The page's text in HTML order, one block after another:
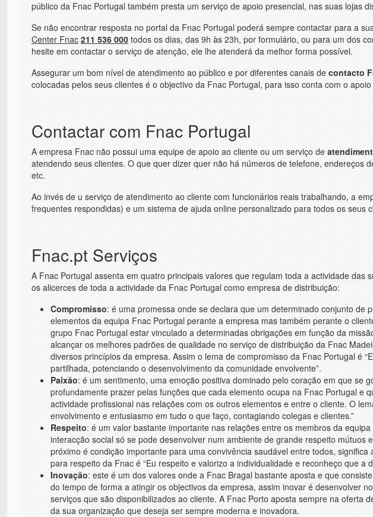
público da Fnac Portugal também presta um serviço de apoio presencial, nas suas lojas
Se não encontrar resposta no portal da Fnac Portugal poderá sempre contactar para a
Center Fnac 211 536 000 todos os dias, das 9h às 23h, por formulário, ou para um dos
hesite em contactar o serviço de atenção, ele lhe atenderá da melhor forma possível.
Assegurar um bom nível de atendimento ao público e por diferentes canais de contacto
colocadas pelos seus clientes é o objectivo da Fnac Portugal, para isso conta com o
Contactar com Fnac Portugal
A empresa Fnac não possui uma equipe de apoio ao cliente ou um serviço de
atendendo seus clientes. O que quer dizer quer não há números de telefone, endereços
etc.
Ao invés de u serviço de atendimento ao cliente com funcionários reais trabalhando, a
frequentes respondidas) e um sistema de ajuda online personalizado para todos os seus
Fnac.pt Serviços
A Fnac Portugal assenta em quatro principais valores que regulam toda a actividade das
os alicerces de toda a actividade da Fnac Portugal como empresa de distribuição:
Compromisso: é uma promessa onde se declara que um determinado conjunto de
elementos da equipa Fnac Portugal perante a empresa mas também perante o
grupo Fnac Portugal estar vinculado a determinadas obrigações em função da
alcançar os melhores padrões de qualidade no serviço de distribuição da Fnac
diversos princípios da empresa. Assim o lema de compromisso da Fnac Portugal é
partilhada, potenciando o desenvolvimento da comunidade envolvente”.
Paixão: é um sentimento, uma emoção positiva dominado pelo coração em que se
profundamente prazer pelas funções que cada elemento ocupa na Fnac Portugal e
actividade profissional nas relações com os outros elementos e entre o cliente. O
envolvimento e entusiasmo em tudo o que faço, contagiando colegas e clientes.”
Respeito: é um valor bastante importante nas relações entre os membros da
interacção social só se pode desenvolver num ambiente de grande respeito mútuos
próximo é condição importante para uma convivência saudável entre todos,
para respeito da Fnac é “Eu respeito e valorizo a individualidade e reconheço que a
Inovação: este é um dos valores onde a Fnac Bragal bastante aposta e que
do tempo de forma a atingir os objectivos da empresa, assim inovar é desenvolver
serviços que são disponibilizados ao cliente. A Fnac Porto aposta sempre na oferta
da sua organização que deseja ser sempre moderna e inovadora.